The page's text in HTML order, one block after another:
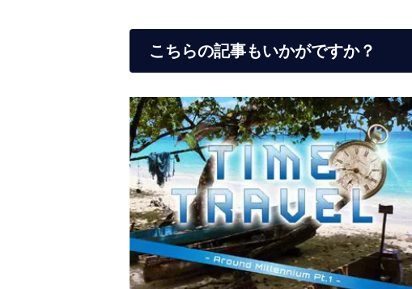
こちらの記事もいかがですか？